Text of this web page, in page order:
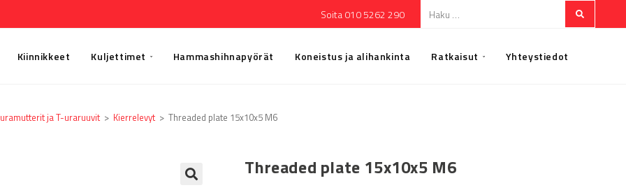
Soita 010 5262 290
Kiinnikkeet Kuljettimet Hammashihnapyörät Koneistus ja alihankinta Ratkaisut Yhteystiedot
ja T-uraruuvit > Kierrelevyt > Threaded plate 15x10x5 M6
Threaded plate 15x10x5 M6